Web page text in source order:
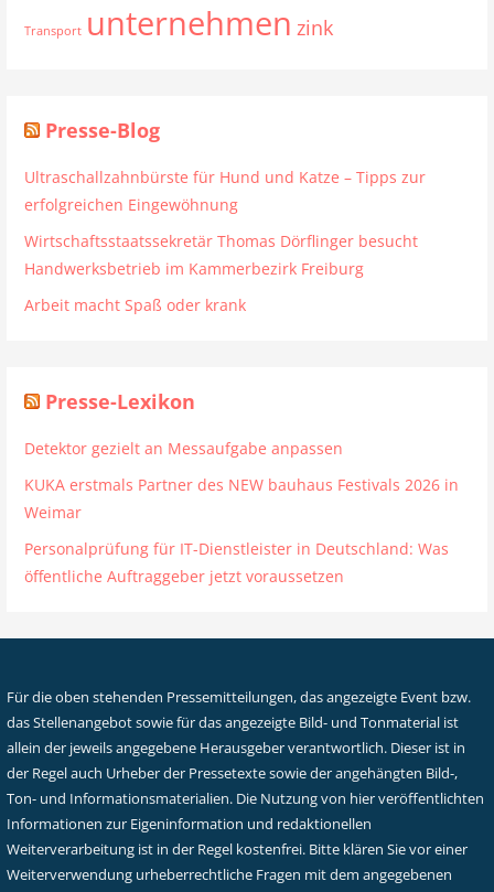
Transport unternehmen zink
Presse-Blog
Ultraschallzahnbürste für Hund und Katze – Tipps zur
erfolgreichen Eingewöhnung
Wirtschaftsstaatssekretär Thomas Dörflinger besucht
Handwerksbetrieb im Kammerbezirk Freiburg
Arbeit macht Spaß oder krank
Presse-Lexikon
Detektor gezielt an Messaufgabe anpassen
KUKA erstmals Partner des NEW bauhaus Festivals 2026 in
Weimar
Personalprüfung für IT-Dienstleister in Deutschland: Was
öffentliche Auftraggeber jetzt voraussetzen
Für die oben stehenden Pressemitteilungen, das angezeigte Event bzw.
das Stellenangebot sowie für das angezeigte Bild- und Tonmaterial ist
allein der jeweils angegebene Herausgeber verantwortlich. Dieser ist in
der Regel auch Urheber der Pressetexte sowie der angehängten Bild-,
Ton- und Informationsmaterialien. Die Nutzung von hier veröffentlichten
Informationen zur Eigeninformation und redaktionellen
Weiterverarbeitung ist in der Regel kostenfrei. Bitte klären Sie vor einer
Weiterverwendung urheberrechtliche Fragen mit dem angegebenen